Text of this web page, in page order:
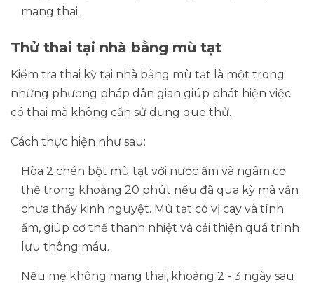
mang thai.
Thử thai tại nhà bằng mù tạt
Kiểm tra thai kỳ tại nhà bằng mù tạt là một trong
những phương pháp dân gian giúp phát hiện việc
có thai mà không cần sử dụng que thử.
Cách thực hiện như sau:
Hòa 2 chén bột mù tạt với nước ấm và ngâm cơ
thể trong khoảng 20 phút nếu đã qua kỳ mà vẫn
chưa thấy kinh nguyệt. Mù tạt có vị cay và tính
ấm, giúp cơ thể thanh nhiệt và cải thiện quá trình
lưu thông máu.
Nếu mẹ không mang thai, khoảng 2 - 3 ngày sau